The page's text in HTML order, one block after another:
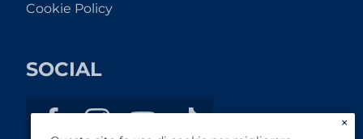
Cookie Policy
SOCIAL
×